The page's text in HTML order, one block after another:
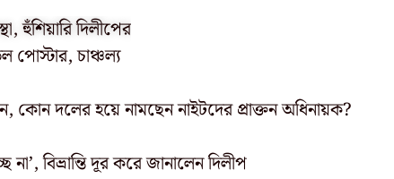
হুঁশিয়ারি দিলীপের
পোস্টার, চাঞ্চল্য
কোন দলের হয়ে নামছেন নাইটদের প্রাক্তন অধিনায়ক?
বিভ্রান্তি দূর করে জানালেন দিলীপ